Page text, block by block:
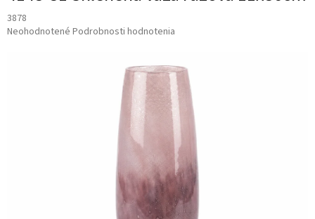
3878
Priemerné
Neohodnotené Podrobnosti hodnotenia